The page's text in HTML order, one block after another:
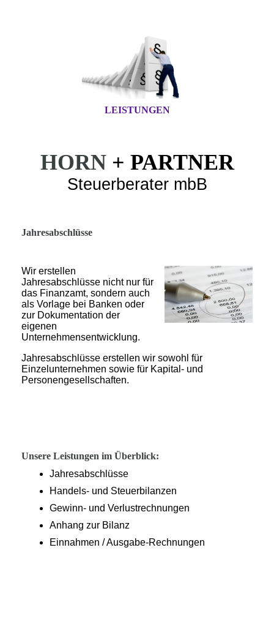
LEISTUNGEN
HORN + PARTNER
Steuerberater mbB
Jahresabschlüsse
Wir erstellen
Jahresabschlüsse nicht nur für
das Finanzamt, sondern auch
als Vorlage bei Banken oder
zur Dokumentation der
eigenen
Unternehmensentwicklung.
Jahresabschlüsse erstellen wir sowohl für
Einzelunternehmen sowie für Kapital- und
Personengesellschaften.
Unsere Leistungen im Überblick:
Jahresabschlüsse
Handels- und Steuerbilanzen
Gewinn- und Verlustrechnungen
Anhang zur Bilanz
Einnahmen / Ausgabe-Rechnungen